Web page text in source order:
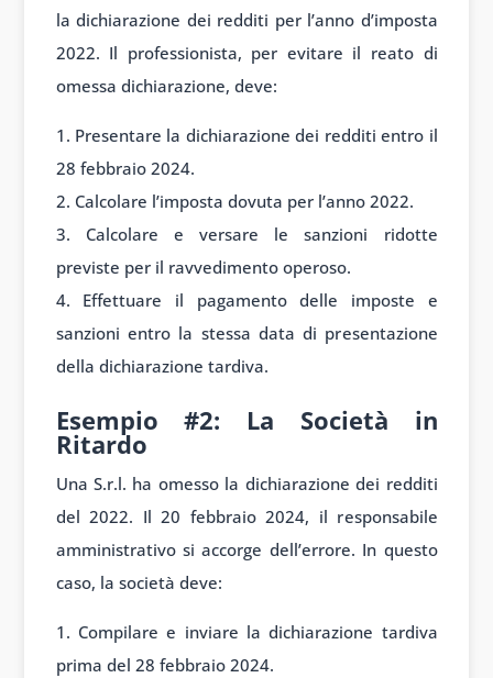
la dichiarazione dei redditi per l’anno d’imposta
2022. Il professionista, per evitare il reato di
omessa dichiarazione, deve:
Presentare la dichiarazione dei redditi entro il
28 febbraio 2024.
Calcolare l’imposta dovuta per l’anno 2022.
Calcolare e versare le sanzioni ridotte
previste per il ravvedimento operoso.
Effettuare il pagamento delle imposte e
sanzioni entro la stessa data di presentazione
della dichiarazione tardiva.
Esempio #2: La Società in
Ritardo
Una S.r.l. ha omesso la dichiarazione dei redditi
del 2022. Il 20 febbraio 2024, il responsabile
amministrativo si accorge dell’errore. In questo
caso, la società deve:
Compilare e inviare la dichiarazione tardiva
prima del 28 febbraio 2024.